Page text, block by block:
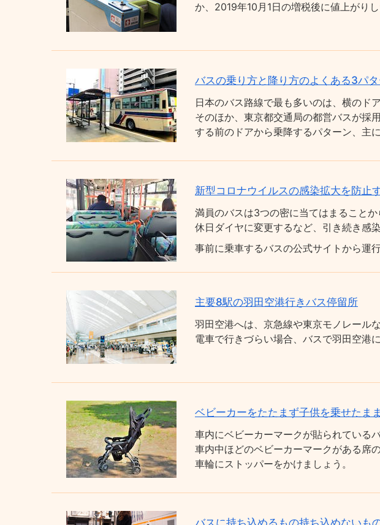
か、2019年10月1日の増税後に値上がり
バスの乗り方と降り方のよくある3パ
日本のバス路線で最も多いのは、横のド
そのほか、東京都交通局の都営バスが採
する前のドアから乗降するパターン、主
新型コロナウイルスの感染拡大を防止
満員のバスは3つの密に当てはまること
休日ダイヤに変更するなど、引き続き感
事前に乗車するバスの公式サイトから運
主要8駅の羽田空港行きバス停留所
羽田空港へは、京急線や東京モノレール
電車で行きづらい場合、バスで羽田空港
ベビーカーをたたまず子供を乗せたま
車内にベビーカーマークが貼られている
車内中ほどのベビーカーマークがある席
車輪にストッパーをかけましょう。
バスに持ち込めるもの持ち込めないも